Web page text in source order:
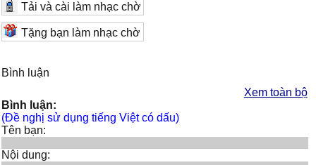
Tải và cài làm nhạc chờ
Tặng bạn làm nhạc chờ
Bình luận
Xem toàn bộ
Bình luận:
(Đề nghị sử dụng tiếng Việt có dấu)
Tên bạn:
Nội dung: